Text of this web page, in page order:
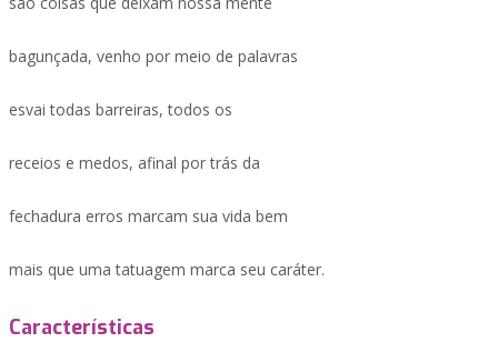
bagunçada, venho por meio de palavras
esvai todas barreiras, todos os
receios e medos, afinal por trás da
fechadura erros marcam sua vida bem
mais que uma tatuagem marca seu caráter.
Características